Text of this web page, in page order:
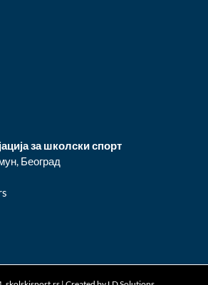
за школски спорт
Београд